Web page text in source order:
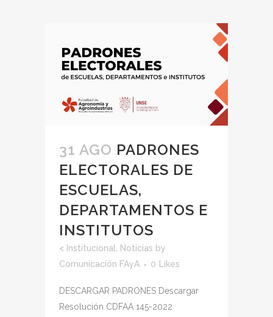
31 AGO PADRONES
ELECTORALES DE
ESCUELAS,
DEPARTAMENTOS E
INSTITUTOS
< Institucional, Noticias by
Comunicación FAyA
0 Likes
DESCARGAR PADRONES Descargar
Resolución CDFAA 145-2022